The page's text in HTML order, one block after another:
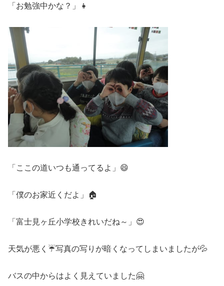
「お勉強中かな？」👧
「ここの道いつも通ってるよ」😄
「僕のお家近くだよ」🏠
「富士見ヶ丘小学校きれいだね～」😍
天気が悪く☔写真の写りが暗くなってしまいましたが💦
バスの中からはよく見えていました🤗